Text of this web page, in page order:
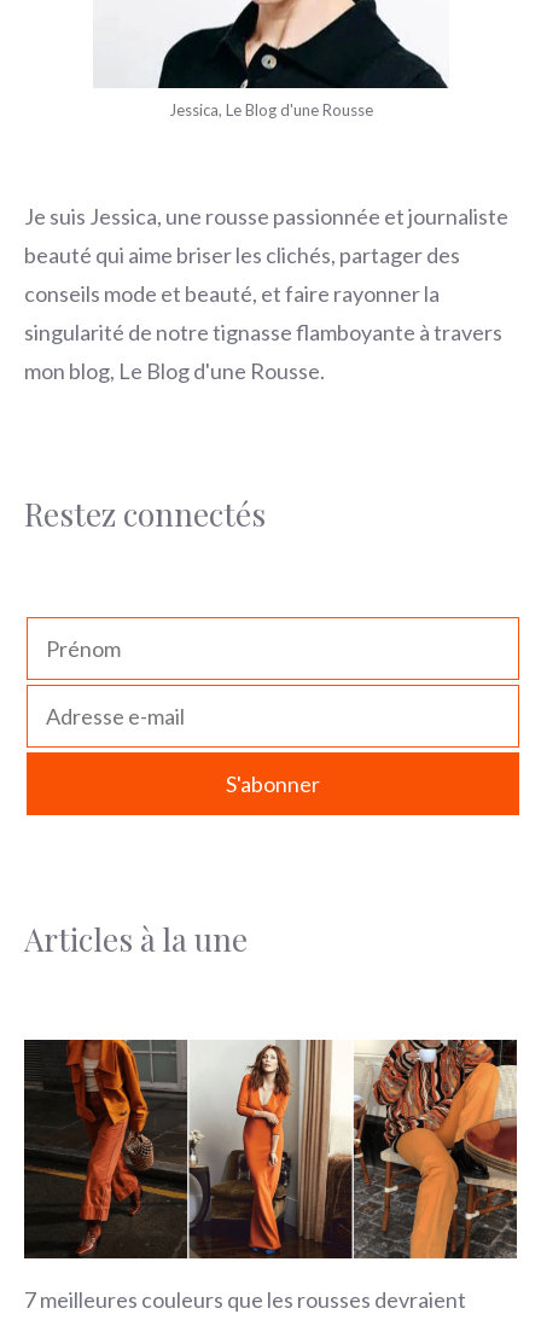
Jessica, Le Blog d'une Rousse
Je suis Jessica, une rousse passionnée et journaliste
beauté qui aime briser les clichés, partager des
conseils mode et beauté, et faire rayonner la
singularité de notre tignasse flamboyante à travers
mon blog, Le Blog d'une Rousse.
Restez connectés
Articles à la une
7 meilleures couleurs que les rousses devraient